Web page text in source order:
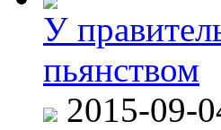
У
пьянством
2015-09-